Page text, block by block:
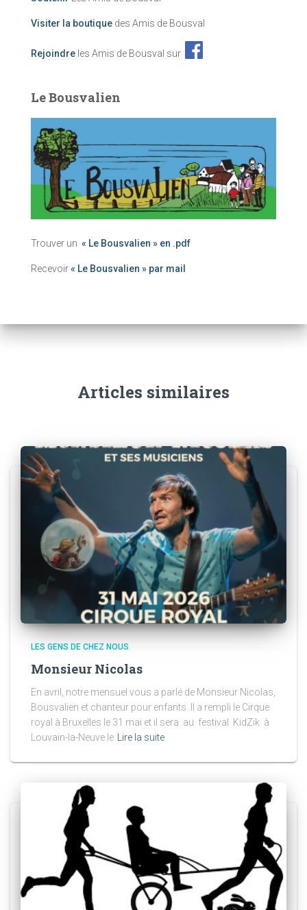
Visiter la boutique des Amis de Bousval
Rejoindre les Amis de Bousval sur
Le Bousvalien
Trouver un « Le Bousvalien » en .pdf
Recevoir« Le Bousvalien » par mail
Articles similaires
LES GENS DE CHEZ NOUS
Monsieur Nicolas
En avril, notre mensuel vous a parlé de Monsieur Nicolas,
Bousvalien et chanteur pour enfants. Il a rempli le Cirque
royal à Bruxelles le 31 mai et il sera au festival KidZik à
Louvain-la-Neuve le
Lire la suite